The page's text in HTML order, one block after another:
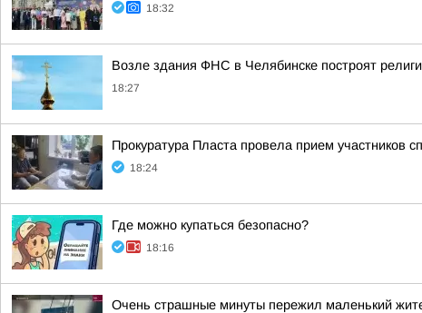
18:32
Возле здания ФНС в Челябинске построят
18:27
Прокуратура Пласта провела прием участников
18:24
Где можно купаться безопасно?
18:16
Очень страшные минуты пережил маленький